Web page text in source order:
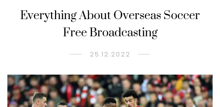
Everything About Overseas Soccer
Free Broadcasting
25.12.2022